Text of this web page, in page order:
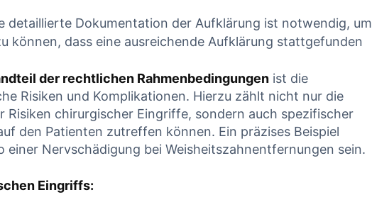
detaillierte⁣ Dokumentation der Aufklärung ist notwendig, um
‌können, dass ⁣eine ausreichende Aufklärung stattgefunden
‍der rechtlichen Rahmenbedingungen ist die
Risiken und Komplikationen. Hierzu zählt nicht nur⁢ die‍
Risiken chirurgischer‍ Eingriffe, sondern auch spezifischer
den Patienten zutreffen können. Ein präzises⁣ Beispiel
einer Nervschädigung​ bei Weisheitszahnentfernungen sein.
Eingriffs: